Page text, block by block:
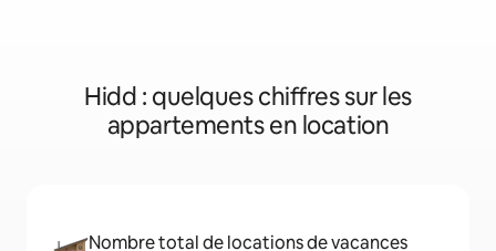
Hidd : quelques chiffres sur les
appartements en location
Nombre total de locations de vacances